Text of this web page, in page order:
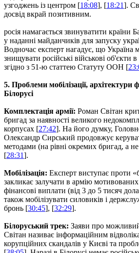
узгоджень із центром [18:08], [18:21].
досвід вкрай позитивним.
росія намагається звинуватити країни
у наданні майданчиків для запуску
Водночас експерт нагадує, що Україна
знищувати російські військові об'єкти в
згідно з 51-ю статтею Статуту ООН [
5. Проблеми мобілізації, архітектури
Білорусі
Комплектація армії: Роман Світан
бригад за наявності великого
корпусах [27:42]. На його думку,
Олександр Сирський продовжує
методами (на рівні окремих бригад, а
[28:31].
Мобілізація: Експерт виступає проти
закликає залучати в армію
фінансові виплати (від 3 до 5 тисяч
також мобілізувати силовиків і
бронь [30:45], [32:29].
Білоруський трек: Заяви про можливий
Світан називає інформаційним
корупційних скандалів у Києві та